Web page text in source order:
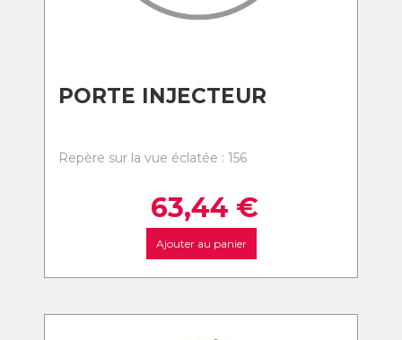
PORTE INJECTEUR
Repère sur la vue éclatée : 156
63,44 €
Ajouter au panier